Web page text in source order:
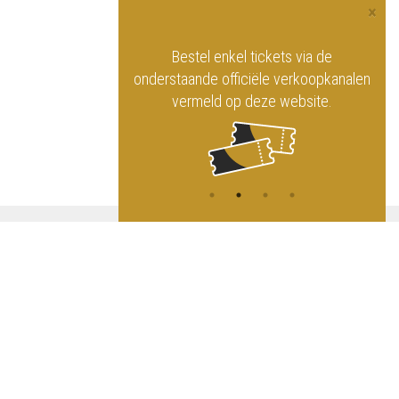
×
Bestel enkel tickets via de
onderstaande officiële verkoopkanalen
vermeld op deze website.